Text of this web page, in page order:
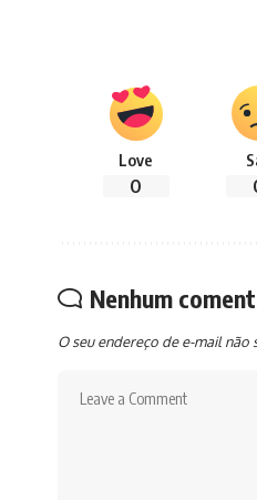
Love
0
Nenhum
O seu endereço de e-mail não